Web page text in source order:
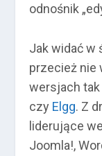
odnośnik
Jak widać w
przecież nie
wersjach
czy Elgg. Z
liderujące
Joomla!,